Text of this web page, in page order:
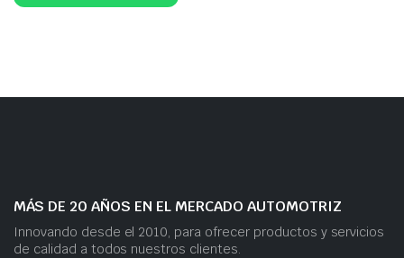
MÁS DE 20 AÑOS EN EL MERCADO AUTOMOTRIZ
Innovando desde el 2010, para ofrecer productos y servicios
de calidad a todos nuestros clientes.